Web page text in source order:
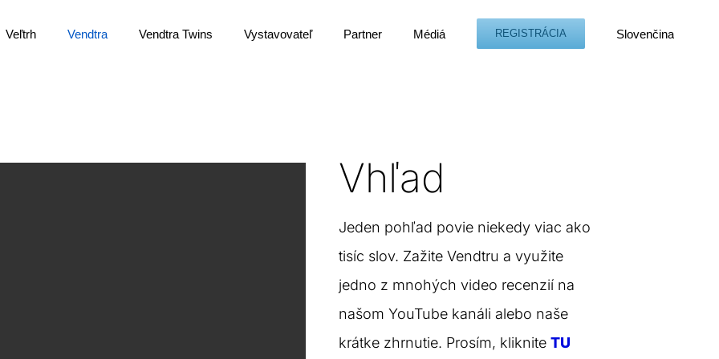
Veľtrh Vendtra Vendtra Twins Vystavovateľ Partner Médiá REGISTRÁCIA Slovenčina
Vhľad
Jeden pohľad povie niekedy viac ako
tisíc slov. Zažite Vendtru a využite
jedno z mnohých video recenzií na
našom YouTube kanáli alebo naše
krátke zhrnutie. Prosím, kliknite TU